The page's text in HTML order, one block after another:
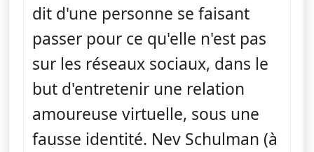
dit d'une personne se faisant
passer pour ce qu'elle n'est pas
sur les réseaux sociaux, dans le
but d'entretenir une relation
amoureuse virtuelle, sous une
fausse identité. Nev Schulman (à